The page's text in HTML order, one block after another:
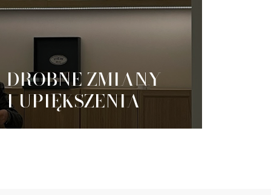
DROBNE ZMIANY
I UPIĘKSZENIA